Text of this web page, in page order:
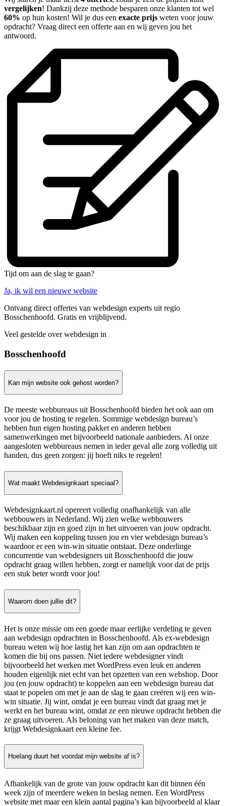
vergelijken! Dankzij deze methode besparen onze klanten tot wel
60% op hun kosten! Wil je dus een exacte prijs weten voor jouw
opdracht? Vraag direct een offerte aan en wij geven jou het
antwoord.
Tijd om aan de slag te gaan?
Ja, ik wil een nieuwe website
Ontvang direct offertes van webdesign experts uit regio
Bosschenhoofd. Gratis en vrijblijvend.
Veel gestelde over webdesign in
Bosschenhoofd
Kan mijn website ook gehost worden?
De meeste webbureaus uit Bosschenhoofd bieden het ook aan om
voor jou de hosting te regelen. Sommige webdesign bureau’s
hebben hun eigen hosting pakket en anderen hebben
samenwerkingen met bijvoorbeeld nationale aanbieders. Al onze
aangesloten webbureaus nemen in ieder geval alle zorg volledig uit
handen, dus geen zorgen: jij hoeft niks te regelen!
Wat maakt Webdesignkaart speciaal?
Webdesignkaart.nl opereert volledig onafhankelijk van alle
webbouwers in Nederland. Wij zien welke webbouwers
beschikbaar zijn en goed zijn in het uitvoeren van jouw opdracht.
Wij maken een koppeling tussen jou en vier webdesign bureau’s
waardoor er een win-win situatie ontstaat. Deze onderlinge
concurrentie van webdesigners uit Bosschenhoofd die jouw
opdracht graag willen hebben, zorgt er namelijk voor dat de prijs
een stuk beter wordt voor jou!
Waarom doen jullie dit?
Het is onze missie om een goede maar eerlijke verdeling te geven
aan webdesign opdrachten in Bosschenhoofd. Als ex-webdesign
bureau weten wij hoe lastig het kan zijn om aan opdrachten te
komen die bij ons passen. Niet iedere webdesigner vindt
bijvoorbeeld het werken met WordPress even leuk en anderen
houden eigenlijk niet echt van het opzetten van een webshop. Door
jou (en jouw opdracht) te koppelen aan een webdesign bureau dat
staat te popelen om met je aan de slag te gaan creëren wij een win-
win situatie. Jij wint, omdat je een bureau vindt dat graag met je
werkt en het bureau wint, omdat ze een nieuwe opdracht hebben die
ze graag uitvoeren. Als beloning van het maken van deze match,
krijgt Webdesignkaart een kleine fee.
Hoelang duurt het voordat mijn website af is?
Afhankelijk van de grote van jouw opdracht kan dit binnen één
week zijn of meerdere weken in beslag nemen. Een WordPress
website met maar een klein aantal pagina’s kan bijvoorbeeld al klaar